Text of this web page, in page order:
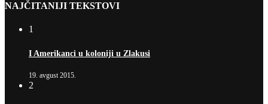
NAJČITANIJI TEKSTOVI
1
I Amerikanci u koloniji u Zlakusi
19. avgust 2015.
2